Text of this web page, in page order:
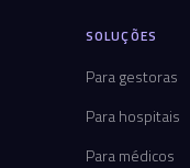
SOLUÇÕES
Para gestoras
Para hospitais
Para médicos